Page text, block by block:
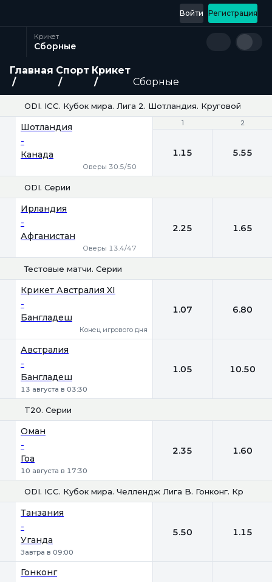
Регистрация
Войти
Крикет
Сборные
Главная Спорт Крикет
Сборные
ODI. ICC. Кубок мира. Лига 2. Шотландия. Круговой турнир
1 2
Шотландия
-
Канада
Оверы 30.5/50
1 2
1.15 5.55
ODI. Серии
Ирландия
-
Афганистан
Оверы 13.4/47
2.25 1.65
Тестовые матчи. Серии
Крикет Австралия XI
-
Бангладеш
Конец игрового дня
1.07 6.80
Австралия
-
Бангладеш
13 августа в 03:30
1.05 10.50
T20. Серии
Оман
-
Гоа
10 августа в 17:30
2.35 1.60
ODI. ICC. Кубок мира. Челлендж Лига B. Гонконг.
Танзания
-
Уганда
Завтра в 09:00
5.50 1.15
Гонконг